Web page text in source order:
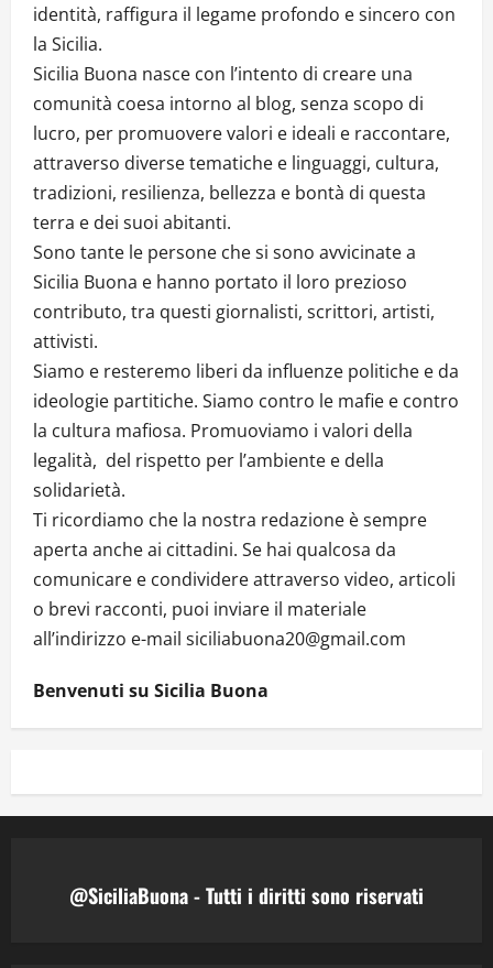
identità, raffigura il legame profondo e sincero con
la Sicilia.
Sicilia Buona nasce con l’intento di creare una
comunità coesa intorno al blog, senza scopo di
lucro, per promuovere valori e ideali e raccontare,
attraverso diverse tematiche e linguaggi, cultura,
tradizioni, resilienza, bellezza e bontà di questa
terra e dei suoi abitanti.
Sono tante le persone che si sono avvicinate a
Sicilia Buona e hanno portato il loro prezioso
contributo, tra questi giornalisti, scrittori, artisti,
attivisti.
Siamo e resteremo liberi da influenze politiche e da
ideologie partitiche. Siamo contro le mafie e contro
la cultura mafiosa. Promuoviamo i valori della
legalità, del rispetto per l’ambiente e della
solidarietà.
Ti ricordiamo che la nostra redazione è sempre
aperta anche ai cittadini. Se hai qualcosa da
comunicare e condividere attraverso video, articoli
o brevi racconti, puoi inviare il materiale
all’indirizzo e-mail siciliabuona20@gmail.com
Benvenuti su Sicilia Buona
@SiciliaBuona - Tutti i diritti sono riservati